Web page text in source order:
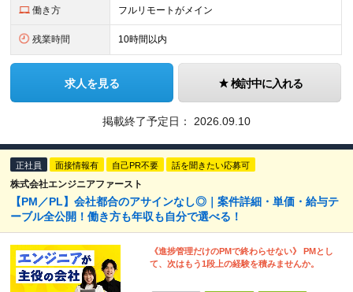
働き方 フルリモートがメイン
残業時間 10時間以内
求人を見る 検討中に入れる
掲載終了予定日： 2026.09.10
正社員 面接情報有 自己PR不要 話を聞きたい応募可
株式会社エンジニアファースト
【PM／PL】会社都合のアサインなし◎｜案件詳細・単価・給与テ
ーブル全公開！働き方も年収も自分で選べる！
《進捗管理だけのPMで終わらせない》 PMとし
て、次はもう1段上の経験を積みませんか。